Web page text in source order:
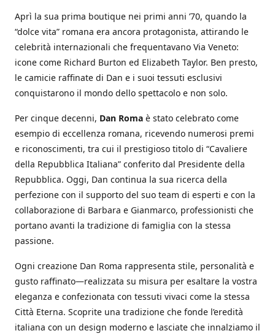
Aprì la sua prima boutique nei primi anni ’70, quando la
“dolce vita” romana era ancora protagonista, attirando le
celebrità internazionali che frequentavano Via Veneto:
icone come Richard Burton ed Elizabeth Taylor. Ben presto,
le camicie raffinate di Dan e i suoi tessuti esclusivi
conquistarono il mondo dello spettacolo e non solo.
Per cinque decenni, Dan Roma è stato celebrato come
esempio di eccellenza romana, ricevendo numerosi premi
e riconoscimenti, tra cui il prestigioso titolo di “Cavaliere
della Repubblica Italiana” conferito dal Presidente della
Repubblica. Oggi, Dan continua la sua ricerca della
perfezione con il supporto del suo team di esperti e con la
collaborazione di Barbara e Gianmarco, professionisti che
portano avanti la tradizione di famiglia con la stessa
passione.
Ogni creazione Dan Roma rappresenta stile, personalità e
gusto raffinato—realizzata su misura per esaltare la vostra
eleganza e confezionata con tessuti vivaci come la stessa
Città Eterna. Scoprite una tradizione che fonde l’eredità
italiana con un design moderno e lasciate che innalziamo il